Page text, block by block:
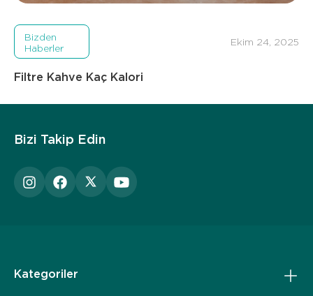
Bizden
Haberler
Ekim 24, 2025
Filtre Kahve Kaç Kalori
Bizi Takip Edin
Kategoriler